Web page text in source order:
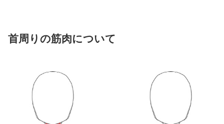
首周りの筋肉について